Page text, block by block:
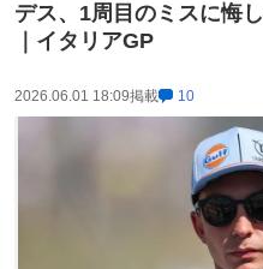
デス、1周目のミスに悔
｜イタリアGP
2026.06.01 18:09掲載 10